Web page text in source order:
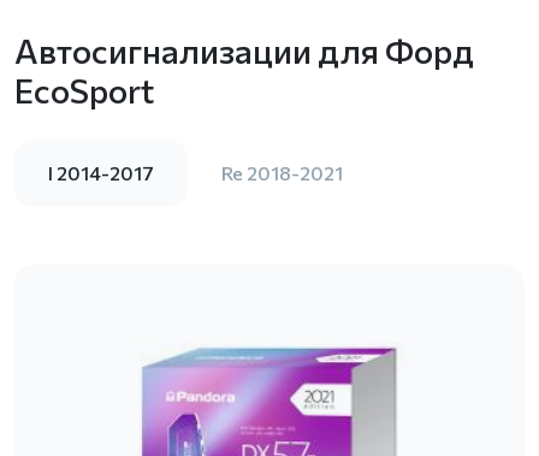
Автосигнализации для Форд
EcoSport
I 2014-2017 Re 2018-2021